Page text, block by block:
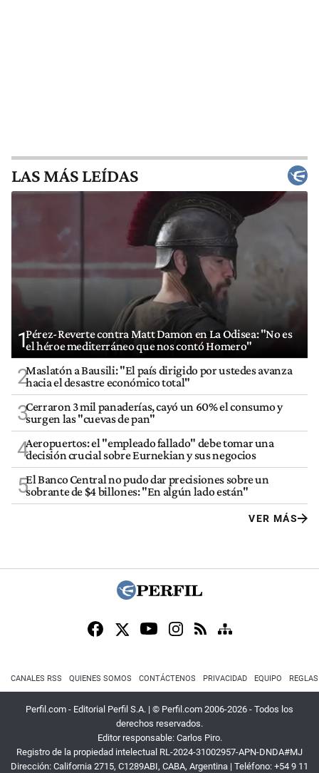
LAS MÁS LEÍDAS
1Pérez-Reverte contra Matt Damon en La Odisea: "No es
el héroe mediterráneo que nos contó Homero"
2Maslatón a Bausili: "El país dirigido por ustedes avanza
hacia el desastre económico total"
3Cerraron 3 mil panaderías, cayó un 60% el consumo y
surgen las "cuevas de pan"
4Aeropuertos: el "empleado fallado" debe tomar una
decisión crucial sobre Eurnekian y sus negocios
5El Banco Central no pudo dar precisiones sobre un
sobrante de $4 billones: "En algún lado están"
VER MÁS
CANALES RSS QUIENES SOMOS CONTÁCTENOS PRIVACIDAD EQUIPO
Perfil.com - Editorial Perfil S.A. | © Perfil.com 2006-2026 - Todos los
derechos reservados.
Editor responsable: Carlos Piro.
Registro de la propiedad intelectual RL-2024-31002957-APN-DNDA#MJ
Dirección: California 2715, C1289ABI, CABA, Argentina | Teléfono: +54 9 11